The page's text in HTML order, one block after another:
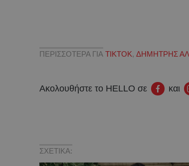
ΠΕΡΙΣΣΟΤΕΡΑ ΓΙΑ TIKTOK, ΔΗΜΗΤΡΗΣ
Ακολουθήστε το HELLO σε και
ΣΧΕΤΙΚΑ: